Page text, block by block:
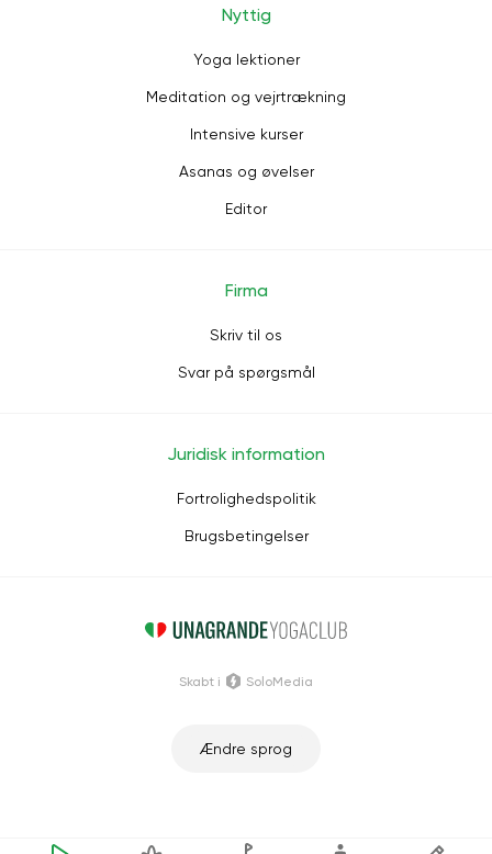
Nyttig
Yoga lektioner
Meditation og vejrtrækning
Intensive kurser
Asanas og øvelser
Editor
Firma
Skriv til os
Svar på spørgsmål
Juridisk information
Fortrolighedspolitik
Brugsbetingelser
Ændre sprog
Skabt i SoloMedia